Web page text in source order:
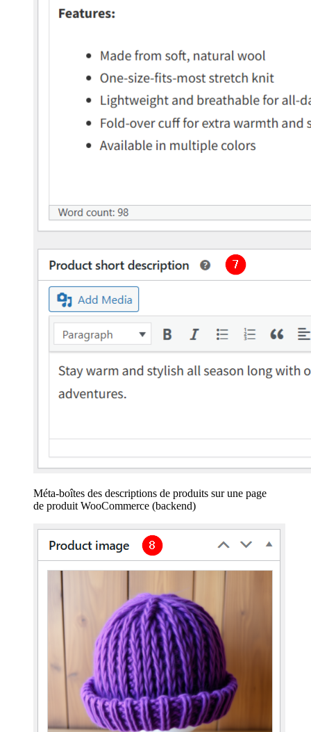
Méta-boîtes des descriptions de produits sur une page
de produit WooCommerce (backend)